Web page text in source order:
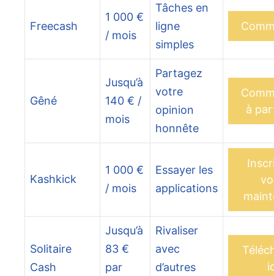
Freecash
1 000 €
/ mois
Tâches en
ligne
simples
Gêné
Jusqu’à
140 € /
mois
Partagez
votre
opinion
honnête
à
Kashkick
1 000 €
/ mois
Essayer les
applications
Solitaire
Cash
Jusqu’à
83 €
par
Rivaliser
avec
d’autres